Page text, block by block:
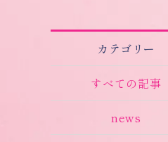
カテゴリー
すべての記事
news